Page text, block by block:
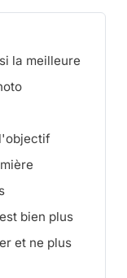
la meilleure
bien plus
et ne plus